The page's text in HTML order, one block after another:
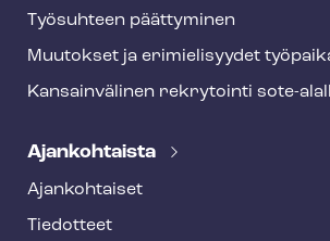
Työsuhteen päättyminen
Muutokset ja erimielisyydet
Kansainvälinen rekrytointi sote-
Ajankohtaista
Ajankohtaiset
Tiedotteet